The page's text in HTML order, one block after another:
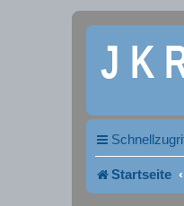
Startseite